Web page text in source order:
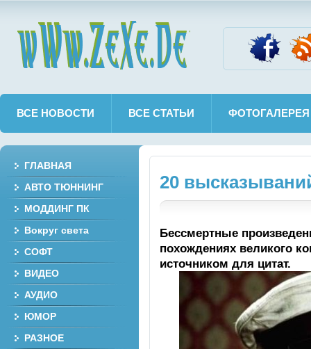
ВСЕ НОВОСТИ ВСЕ СТАТЬИ ФОТОГАЛЕРЕЯ
20
Бессмертные
похождениях великого
источником для цитат.
ГЛАВНАЯ
АВТО ТЮННИНГ
МОДДИНГ ПК
Вокруг света
СОФТ
ВИДЕО
АУДИО
ЮМОР
РАЗНОЕ